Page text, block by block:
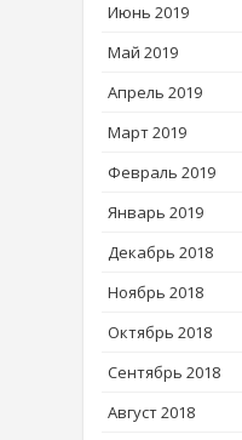
Июнь 2019
Май 2019
Апрель 2019
Март 2019
Февраль 2019
Январь 2019
Декабрь 2018
Ноябрь 2018
Октябрь 2018
Сентябрь 2018
Август 2018